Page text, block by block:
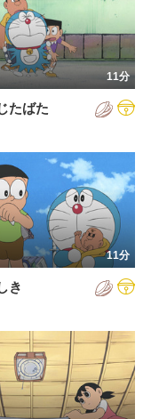
11分
たばた
11分
き